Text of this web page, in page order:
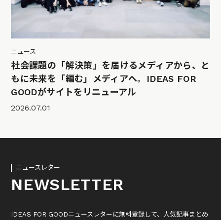
ニュース
社会課題の「解決策」を届けるメディアから、と
もに未来を「編む」メディアへ。IDEAS FOR
GOODがサイトをリニューアル
2026.07.01
ニュースレター
NEWSLETTER
IDEAS FOR GOODニュースレターに無料登録して、人気記事まとめ